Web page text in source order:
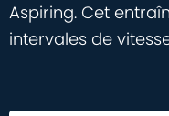
Aspiring. Cet
intervales de